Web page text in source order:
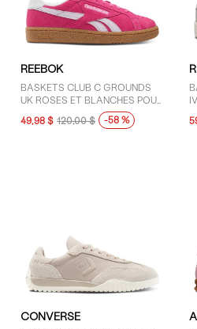
REEBOK
BASKETS CLUB C GROUNDS
UK ROSES ET BLANCHES POUR
FEMMES
49,98 $ 120,00 $ -58 %
CONVERSE